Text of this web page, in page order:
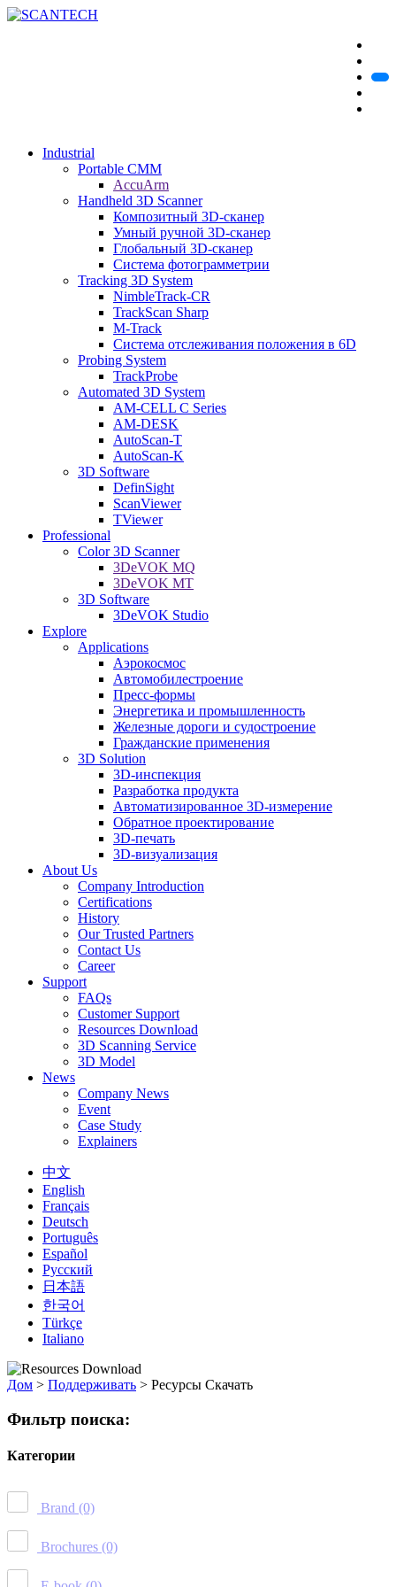
Industrial
Portable CMM
AccuArm
Handheld 3D Scanner
Композитный 3D-сканер
Умный ручной 3D-сканер
Глобальный 3D-сканер
Система фотограмметрии
Tracking 3D System
NimbleTrack-CR
TrackScan Sharp
M-Track
Система отслеживания положения в 6D
Probing System
TrackProbe
Automated 3D System
AM-CELL C Series
AM-DESK
AutoScan-T
AutoScan-K
3D Software
DefinSight
ScanViewer
TViewer
Professional
Color 3D Scanner
3DeVOK MQ
3DeVOK MT
3D Software
3DeVOK Studio
Explore
Applications
Аэрокосмос
Автомобилестроение
Пресс-формы
Энергетика и промышленность
Железные дороги и судостроение
Гражданские применения
3D Solution
3D-инспекция
Разработка продукта
Автоматизированное 3D-измерение
Обратное проектирование
3D-печать
3D-визуализация
About Us
Company Introduction
Certifications
History
Our Trusted Partners
Contact Us
Career
Support
FAQs
Customer Support
Resources Download
3D Scanning Service
3D Model
News
Company News
Event
Case Study
Explainers
中文
English
Français
Deutsch
Português
Español
Русский
日本語
한국어
Türkçe
Italiano
Дом > Поддерживать > Ресурсы Скачать
Фильтр поиска:
Категории
Brand (0)
Brochures (0)